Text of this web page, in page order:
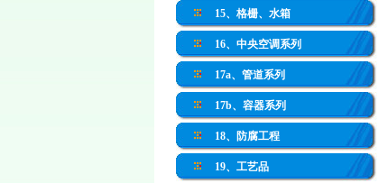
15、格栅、水箱
16、中央空调系列
17a、管道系列
17b、容器系列
18、防腐工程
19、工艺品